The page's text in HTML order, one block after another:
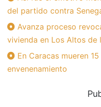
del partido contra
Avanza proceso
vivienda en Los Altos de
En Caracas mueren
envenenamiento